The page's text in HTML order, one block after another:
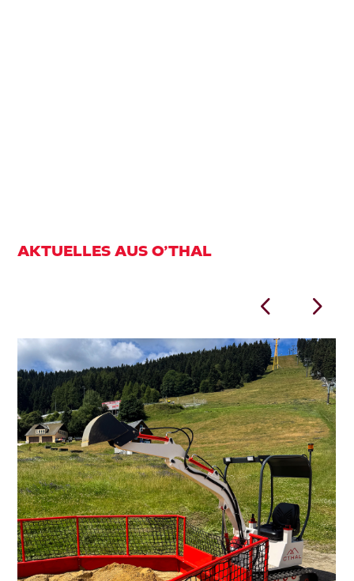
AKTUELLES AUS O’THAL